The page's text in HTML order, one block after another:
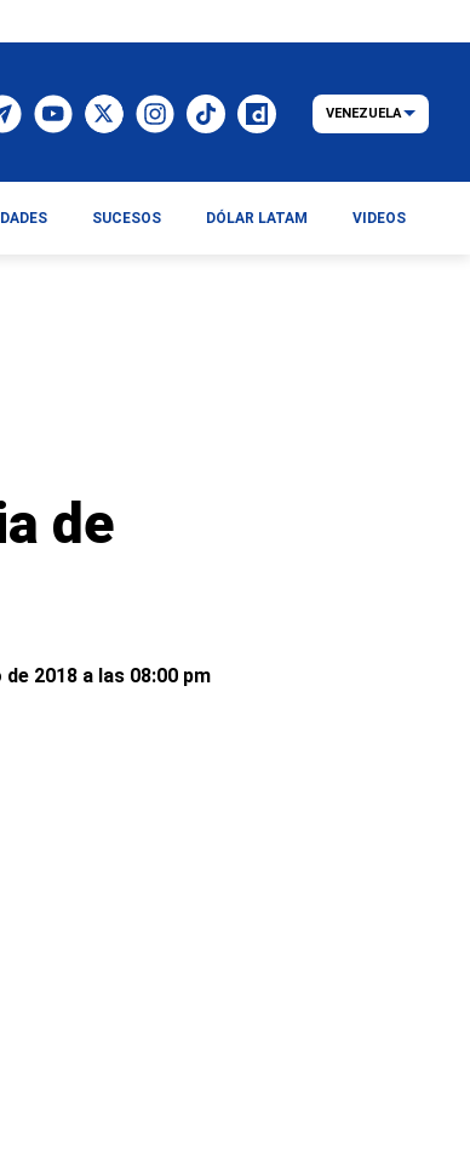
de
2018 a las 08:00 pm
VENEZUELA
SUCESOS DÓLAR LATAM VIDEOS